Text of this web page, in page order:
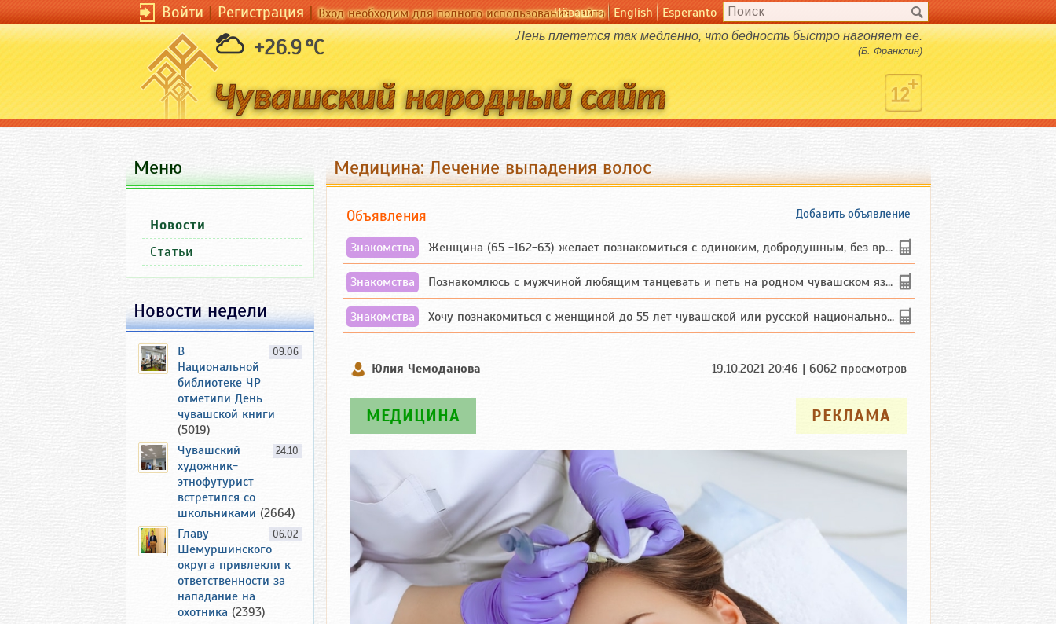
Войти|Регистрация|Вход необходим для полного использования сайта
Чӑвашла English Esperanto
+26.9 °C Лень плетется так медленно, что бедность быстро нагоняет ее.
(Б. Франклин)
Медицина: Лечение выпадения волос
Добавить объявление
Объявления
Знакомства Женщина (65 -162-63) желает познакомиться с одиноким, добродушным, без вредных ...
Знакомства Познакомлюсь с мужчиной любящим танцевать и петь на родном чувашском языке
Знакомства Хочу познакомиться с женщиной до 55 лет чувашской или русской национальности дл...
Юлия Чемоданова 19.10.2021 20:46 | 6062 просмотров
РЕКЛАМА
МЕДИЦИНА
Меню
Новости
Статьи
Новости недели
09.06
В
Национальной
библиотеке ЧР
отметили День
чувашской книги
(5019)
24.10
Чувашский
художник-
этнофутурист
встретился со
школьниками (2664)
06.02
Главу
Шемуршинского
округа привлекли к
ответственности за
нападание на
охотника (2393)